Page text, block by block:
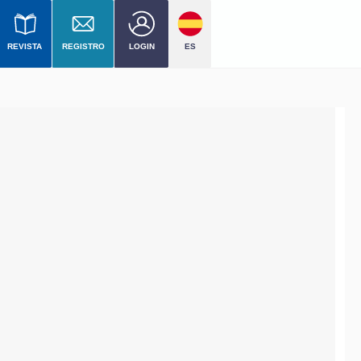
REVISTA REGISTRO LOGIN ES